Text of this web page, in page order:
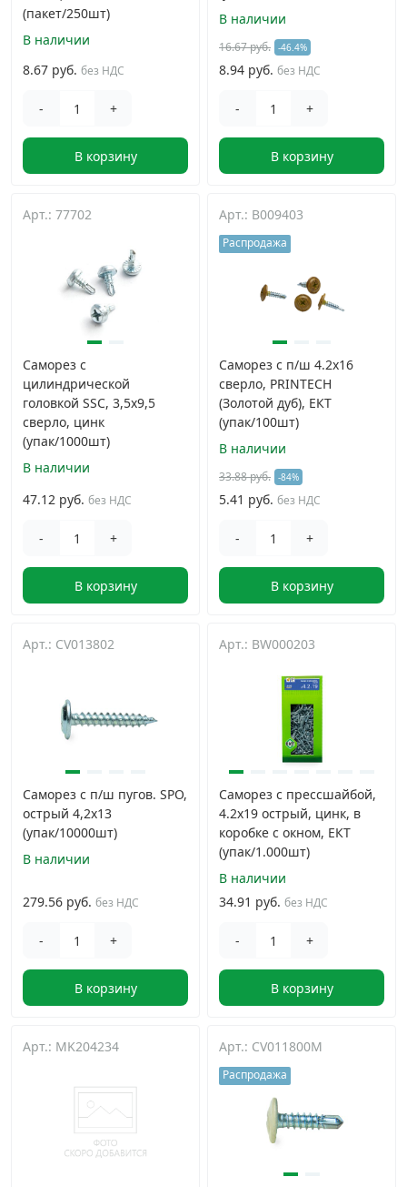
(пакет/250шт)
В наличии
8.67 руб. без НДС
- +
В корзину
В наличии
16.67 руб. -46.4%
8.94 руб. без НДС
- +
В корзину
Арт.: 77702
Саморез с
цилиндрической
головкой SSC, 3,5х9,5
сверло, цинк
(упак/1000шт)
В наличии
47.12 руб. без НДС
- +
В корзину
Арт.: B009403
Распродажа
Саморез с п/ш 4.2х16
сверло, PRINTECH
(Золотой дуб), ЕКТ
(упак/100шт)
В наличии
33.88 руб. -84%
5.41 руб. без НДС
- +
В корзину
Арт.: CV013802
Саморез с п/ш пугов. SPO,
острый 4,2х13
(упак/10000шт)
В наличии
279.56 руб. без НДС
- +
В корзину
Арт.: BW000203
Саморез с прессшайбой,
4.2x19 острый, цинк, в
коробке с окном, ЕКТ
(упак/1.000шт)
В наличии
34.91 руб. без НДС
- +
В корзину
Арт.: MK204234 Арт.: CV011800M
Распродажа